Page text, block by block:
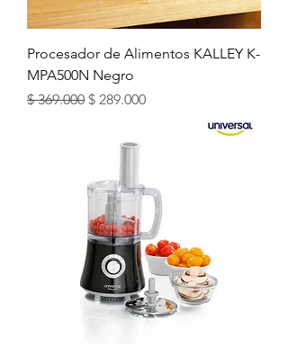
Procesador de Alimentos KALLEY K-
MPA500N Negro
Precio
$ 369.000 Precio de oferta
$ 289.000